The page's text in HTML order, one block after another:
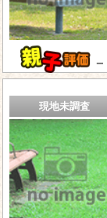
－
現地未調査